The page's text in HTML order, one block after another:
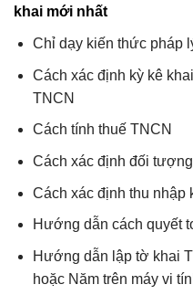
khai mới nhất
Chỉ dạy kiến thức pháp
Cách xác định kỳ kê
TNCN
Cách tính thuế TNCN
Cách xác định đối
Cách xác định thu nhập
Hướng dẫn cách quyết
Hướng dẫn lập tờ khai
hoặc Năm trên máy vi